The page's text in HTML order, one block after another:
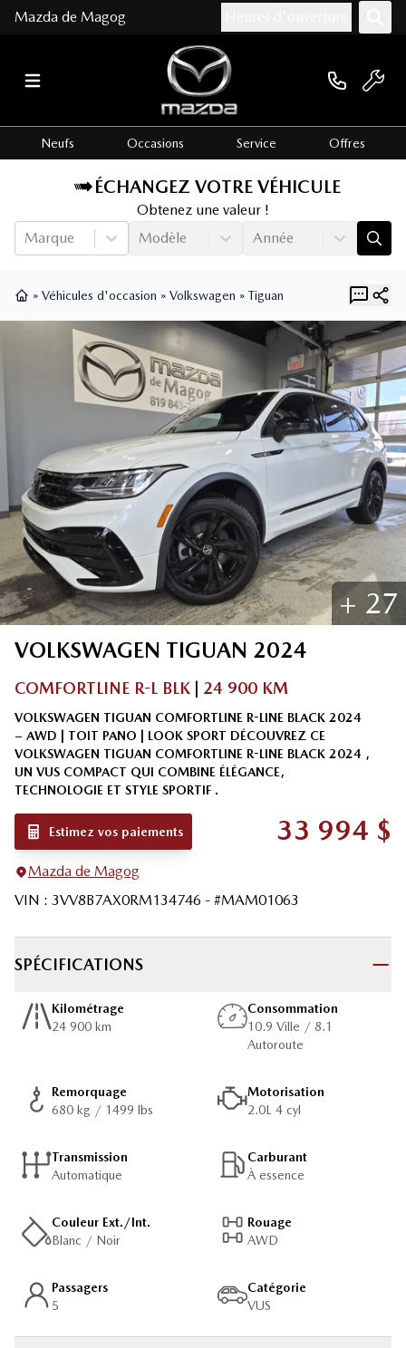
Mazda de Magog
Neufs Occasions Service Offres
ÉCHANGEZ VOTRE VÉHICULE
Obtenez une valeur !
Marque
Modèle Année
» Véhicules d'occasion » Volkswagen » Tiguan
+ 27
VOLKSWAGEN TIGUAN 2024
COMFORTLINE R-L BLK 24 900 KM
VOLKSWAGEN TIGUAN COMFORTLINE R-LINE BLACK 2024
– AWD | TOIT PANO | LOOK SPORT DÉCOUVREZ CE
VOLKSWAGEN TIGUAN COMFORTLINE R-LINE BLACK 2024 ,
UN VUS COMPACT QUI COMBINE ÉLÉGANCE,
TECHNOLOGIE ET STYLE SPORTIF .
33 994 $
Estimez vos paiements
Mazda de Magog
VIN : 3VV8B7AX0RM134746 - #MAM01063
SPÉCIFICATIONS
Kilométrage
24 900 km
Consommation
10.9 Ville / 8.1
Autoroute
Remorquage
680 kg / 1499 lbs
Motorisation
2.0L 4 cyl
Transmission
Automatique
Carburant
À essence
Couleur Ext./Int.
Blanc / Noir
Rouage
AWD
Passagers
5
Catégorie
VUS